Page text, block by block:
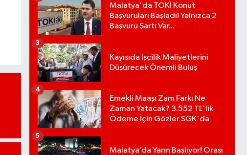
Malatya'da TOKİ Konut
Başvuruları Başladı! Yalnızca 2
Başvuru Şartı Var...
Kayısıda İşçilik Maliyetlerini
Düşürecek Önemli Buluş
3
Emekli Maaşı Zam Farkı Ne
Zaman Yatacak? 3.552 TL'lik
Ödeme İçin Gözler SGK'da
4
Malatya’da Yarın Başlıyor! Orası
5